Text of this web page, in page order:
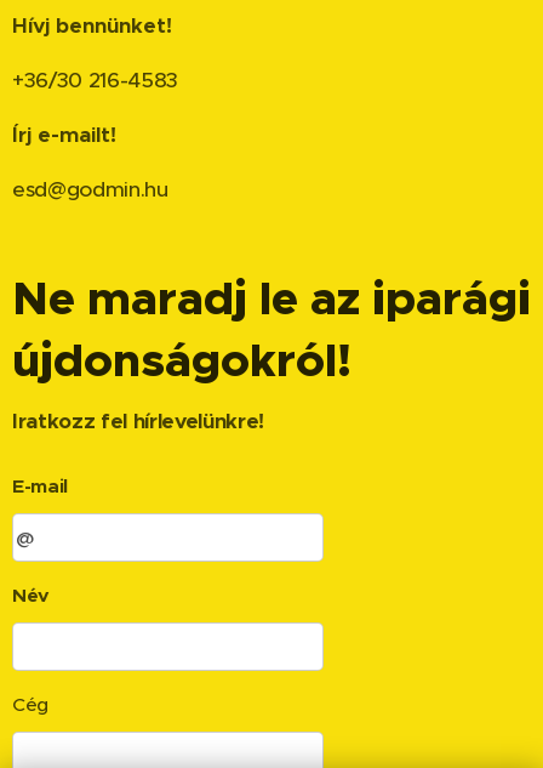
Hívj bennünket!
+36/30 216-4583
Írj e-mailt!
esd@godmin.hu
Ne maradj le az iparági
újdonságokról!
Iratkozz fel hírlevelünkre!
E-mail
Név
Cég